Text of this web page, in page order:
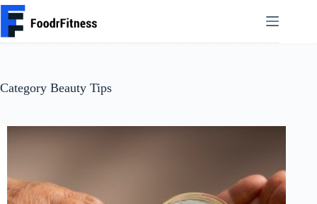
Skip
to
content
Category Beauty Tips